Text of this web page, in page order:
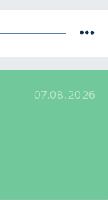
07.08.2026